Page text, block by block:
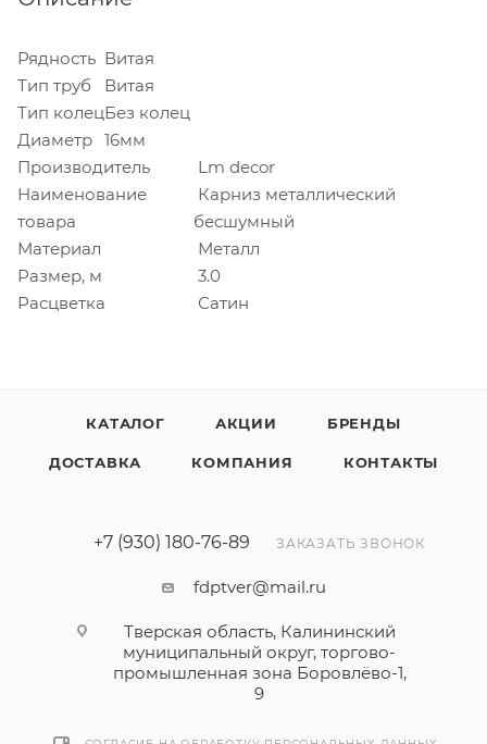
Рядность Витая
Тип труб
Витая
Тип колецБез колец
Диаметр 16мм
Производитель
Lm decor
Наименование
товара
Карниз металлический
бесшумный
Материал
Металл
Размер, м
3.0
Расцветка
Сатин
КАТАЛОГ АКЦИИ БРЕНДЫ
ДОСТАВКА КОМПАНИЯ КОНТАКТЫ
+7 (930) 180-76-89 ЗАКАЗАТЬ ЗВОНОК
fdptver@mail.ru
Тверская область, Калининский
муниципальный округ, торгово-
промышленная зона Боровлёво-1,
9